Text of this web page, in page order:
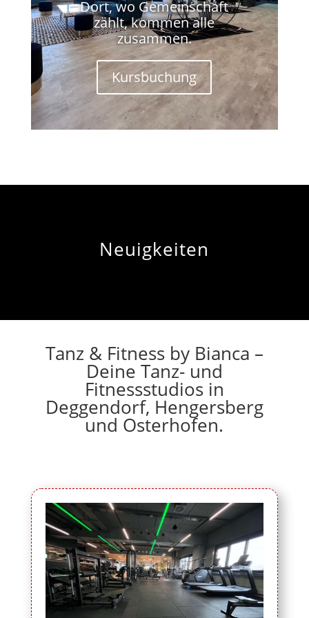
Dort, wo Gemeinschaft
zählt, kommen alle
zusammen.
Kursbuchung
Neuigkeiten
Tanz & Fitness by Bianca –
Deine Tanz- und
Fitnessstudios in
Deggendorf, Hengersberg
und Osterhofen.